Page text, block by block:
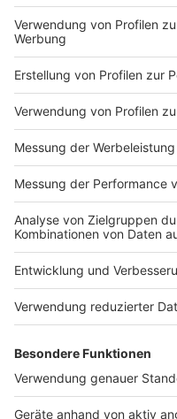
Impressum
Nutzungsbedingungen
Jobs
Presse
Werben
Archiv
ANTENNE BAYERN GROUP